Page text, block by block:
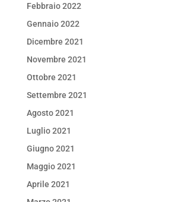
Febbraio 2022
Gennaio 2022
Dicembre 2021
Novembre 2021
Ottobre 2021
Settembre 2021
Agosto 2021
Luglio 2021
Giugno 2021
Maggio 2021
Aprile 2021